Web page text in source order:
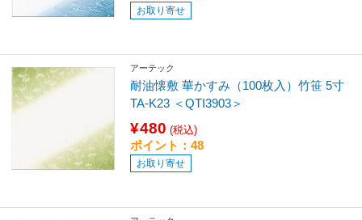
お取り寄せ
アーテック
耐油懐敷 華かすみ（100枚入）竹笹 5寸
TA-K23 ＜QTI3903＞
¥480 (税込)
ポイント：48
お取り寄せ